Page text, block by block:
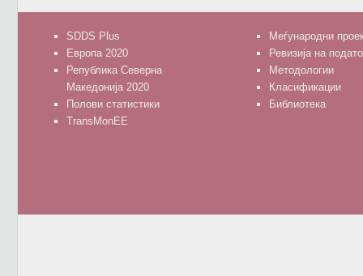
SDDS Plus
Европа 2020
Република Северна
Македонија 2020
Полови статистики
TransMonEE
Меѓународни
Ревизија на
Методологии
Класификации
Библиотека